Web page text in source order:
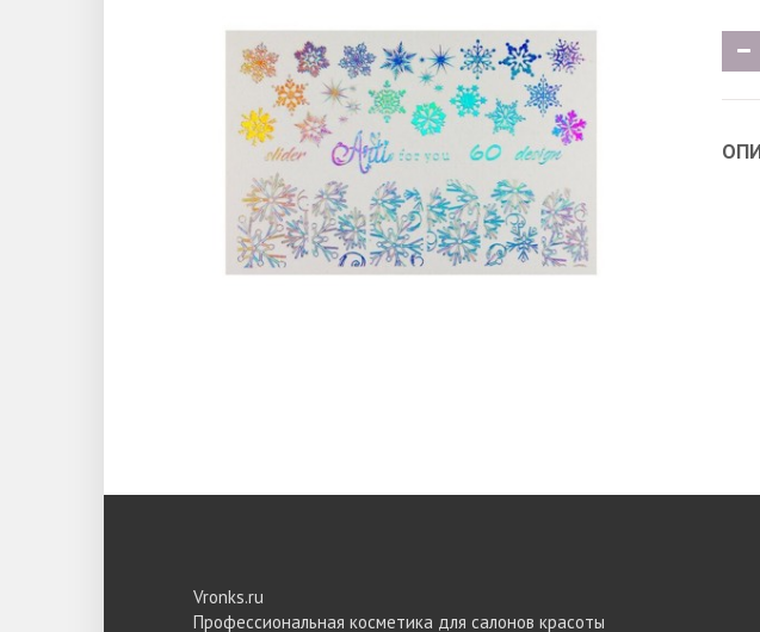
Vronks.ru
Профессиональная косметика для салонов красоты